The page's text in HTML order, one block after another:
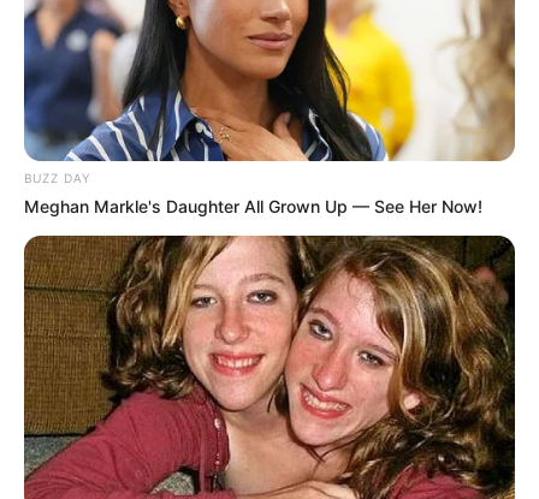
BUZZ DAY
Meghan Markle's Daughter All Grown Up — See Her Now!